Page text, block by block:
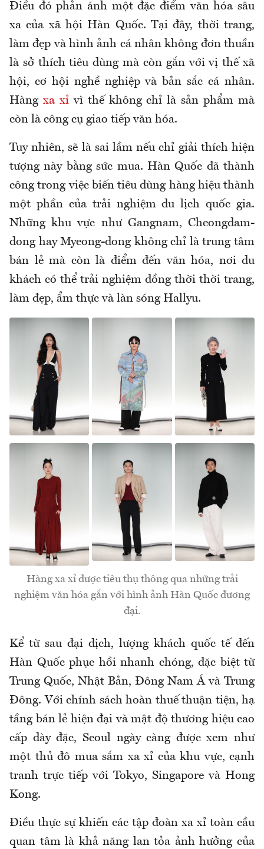
Điều đó phản ánh một đặc điểm văn hóa sâu
xa của xã hội Hàn Quốc. Tại đây, thời trang,
làm đẹp và hình ảnh cá nhân không đơn thuần
là sở thích tiêu dùng mà còn gắn với vị thế xã
hội, cơ hội nghề nghiệp và bản sắc cá nhân.
Hàng xa xỉvì thế không chỉ là sản phẩm mà
còn là công cụ giao tiếp văn hóa.
Tuy nhiên, sẽ là sai lầm nếu chỉ giải thích hiện
tượng này bằng sức mua. Hàn Quốc đã thành
công trong việc biến tiêu dùng hàng hiệu thành
một phần của trải nghiệm du lịch quốc gia.
Những khu vực như Gangnam, Cheongdam-
dong hay Myeong-dong không chỉ là trung tâm
bán lẻ mà còn là điểm đến văn hóa, nơi du
khách có thể trải nghiệm đồng thời thời trang,
làm đẹp, ẩm thực và làn sóng Hallyu.
Hàng xa xỉ được tiêu thụ thông qua những trải
nghiệm văn hóa gắn với hình ảnh Hàn Quốc đương
đại.
Kể từ sau đại dịch, lượng khách quốc tế đến
Hàn Quốc phục hồi nhanh chóng, đặc biệt từ
Trung Quốc, Nhật Bản, Đông Nam Á và Trung
Đông. Với chính sách hoàn thuế thuận tiện, hạ
tầng bán lẻ hiện đại và mật độ thương hiệu cao
cấp dày đặc, Seoul ngày càng được xem như
một thủ đô mua sắm xa xỉ của khu vực, cạnh
tranh trực tiếp với Tokyo, Singapore và Hong
Kong.
Điều thực sự khiến các tập đoàn xa xỉ toàn cầu
quan tâm là khả năng lan tỏa ảnh hưởng của